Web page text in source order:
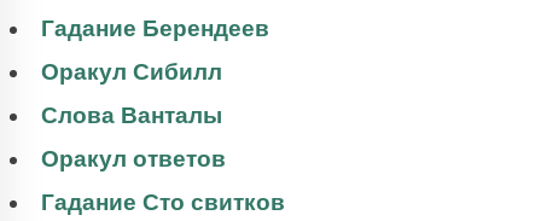
Гадание Берендеев
Оракул Сибилл
Слова Ванталы
Оракул ответов
Гадание Сто свитков